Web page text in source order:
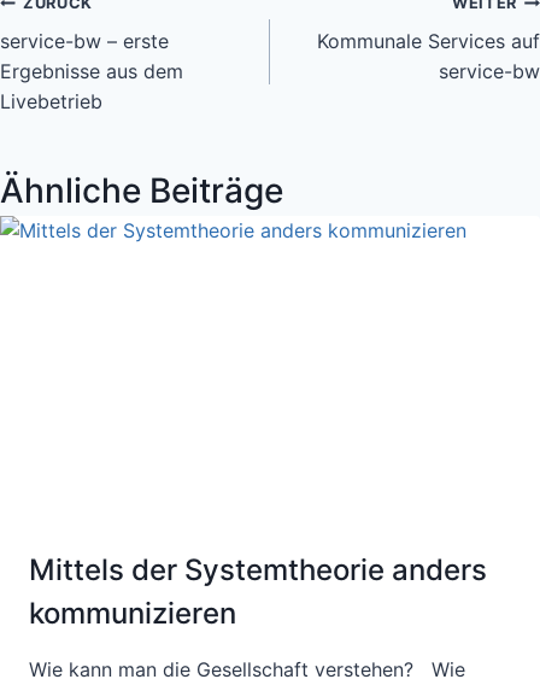
Beitragsnavigation
service-bw – erste
Ergebnisse aus dem
Livebetrieb
Kommunale Services auf
service-bw
Ähnliche Beiträge
Mittels der Systemtheorie anders
kommunizieren
Wie kann man die Gesellschaft verstehen? Wie